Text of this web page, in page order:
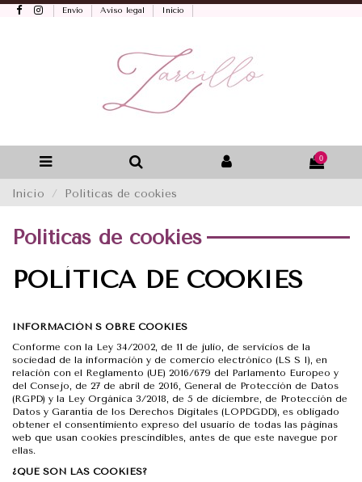
Envío Aviso legal Inicio
0
Inicio Politicas de cookies
Politicas de cookies
POLÍTICA DE COOKIES
INFORMACIÓN S OBRE COOKIES
Conforme con la Ley 34/2002, de 11 de julio, de servicios de la
sociedad de la información y de comercio electrónico (LS S I), en
relación con el Reglamento (UE) 2016/679 del Parlamento Europeo y
del Consejo, de 27 de abril de 2016, General de Protección de Datos
(RGPD) y la Ley Orgánica 3/2018, de 5 de diciembre, de Protección de
Datos y Garantía de los Derechos Digitales (LOPDGDD), es obligado
obtener el consentimiento expreso del usuario de todas las páginas
web que usan cookies prescindibles, antes de que este navegue por
ellas.
¿QUÉ SON LAS COOKIES?